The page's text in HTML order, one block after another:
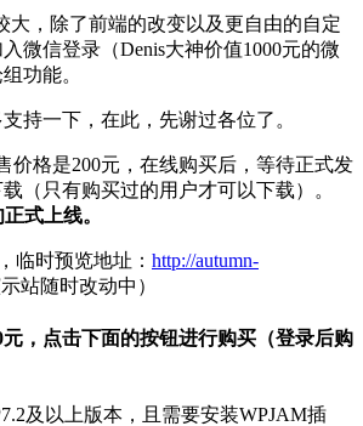
大，除了前端的改变以及更自由的自定
微信登录（Denis大神价值1000元的微
功能。
持一下，在此，先谢过各位了。
价格是200元，在线购买后，等待正式发
（只有购买过的用户才可以下载）。
式上线。
临时预览地址： http://autumn-
站随时改动中）
元，点击下面的按钮进行购买（登录后购
及以上版本，且需要安装WPJAM插